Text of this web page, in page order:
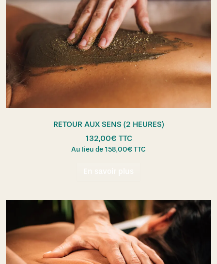
RETOUR AUX SENS (2 HEURES)
132,00€ TTC
Au lieu de 158,00€TTC
En savoir plus